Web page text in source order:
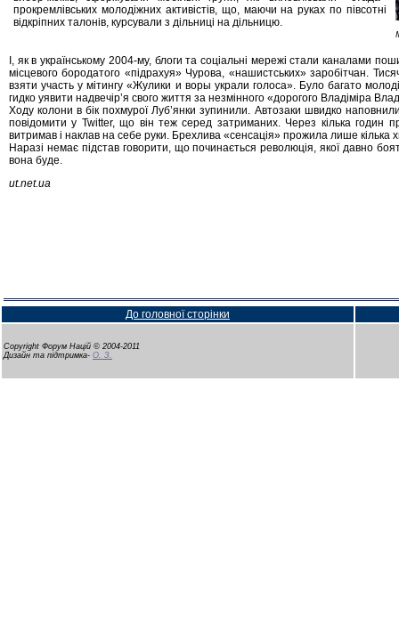
прокремлівських молодіжних активістів, що, маючи на руках по півсотні
відкріпних талонів, курсували з дільниці на дільницю.
І, як в українському 2004-му, блоги та соціальні мережі стали каналами
місцевого бородатого «підрахуя» Чурова, «нашистських» заробітчан.
взяти участь у мітингу «Жулики и воры украли голоса». Було багато
гидко уявити надвечір’я свого життя за незмінного «дорогого Владіміра
Ходу колони в бік похмурої Луб’янки зупинили. Автозаки швидко
повідомити у Twitter, що він теж серед затриманих. Через кілька годин
витримав і наклав на себе руки. Брехлива «сенсація» прожила лише кілька
Наразі немає підстав говорити, що починається революція, якої давно
вона буде.
ut.net.ua
До головної сторінки
Copyright Форум Націй © 2004-2011
Дизайн та підтримка- О. З.